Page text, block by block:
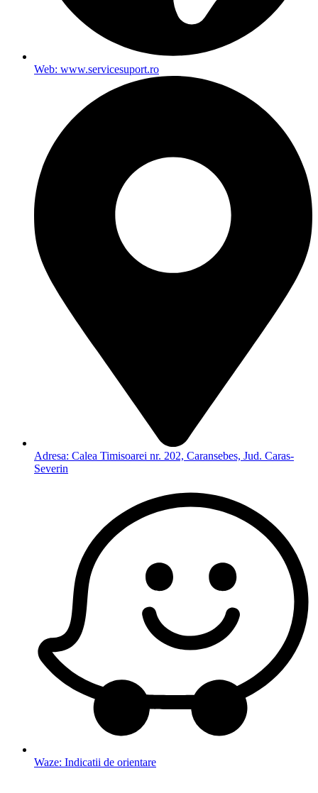
Web: www.servicesuport.ro
Adresa: Calea Timisoarei nr. 202, Caransebes, Jud. Caras-
Severin
Waze: Indicatii de orientare